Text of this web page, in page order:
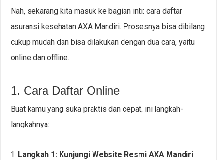
Nah, sekarang kita masuk ke bagian inti: cara daftar
asuransi kesehatan AXA Mandiri. Prosesnya bisa dibilang
cukup mudah dan bisa dilakukan dengan dua cara, yaitu
online dan offline.
1. Cara Daftar Online
Buat kamu yang suka praktis dan cepat, ini langkah-
langkahnya:
Langkah 1: Kunjungi Website Resmi AXA Mandiri